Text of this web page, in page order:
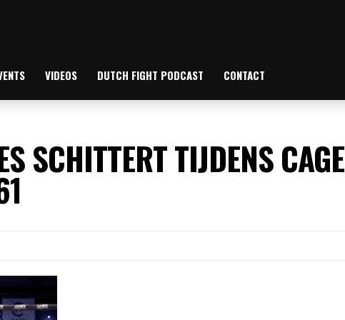
VIDEOS DUTCH FIGHT PODCAST CONTACT
SCHITTERT TIJDENS CAGE